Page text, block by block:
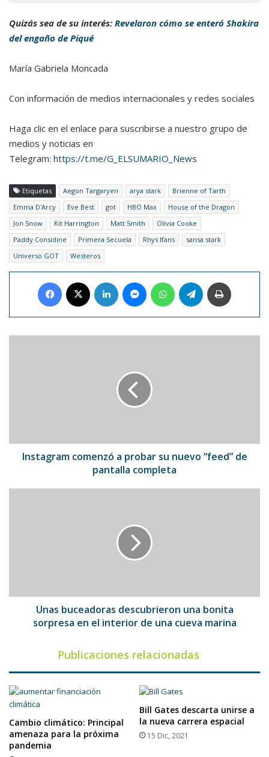
Quizás sea de su interés: Revelaron cómo se enteró Shakira
del engaño de Piqué
María Gabriela Moncada
Con información de medios internacionales y redes sociales
Haga clic en el enlace para suscribirse a nuestro grupo de
medios y noticias en
Telegram: https://t.me/G_ELSUMARIO_News
Etiquetas Aegon Targaryen arya stark
Brienne of Tarth
Emma D'Arcy
Eve Best got HBO Max
House of the Dragon
Jon Snow
Kit Harrington Matt Smith
Olivia Cooke
Paddy Considine
Primera Secuela Rhys Ifans
sansa stark
Universo GOT
Westeros
Facebook LinkedIn MessengerWhatsAppTelegram
pantalla
completa
Instagram comenzó a probar su nuevo “feed” de
pantalla completa
interior
Unas buceadoras descubrieron una bonita
sorpresa en el interior de una cueva marina
Publicaciones relacionadas
Cambio climático: Principal
amenaza para la próxima
pandemia
Bill Gates descarta unirse a
la nueva carrera espacial
15 Dic, 2021